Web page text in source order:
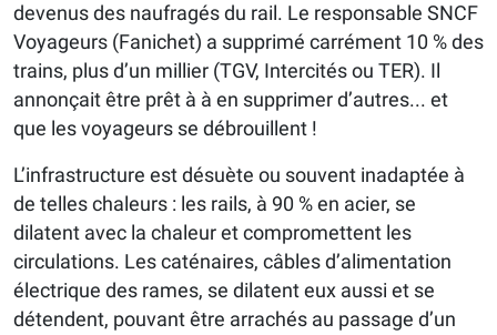
devenus des naufragés du rail. Le responsable SNCF
Voyageurs (Fanichet) a supprimé carrément 10 % des
trains, plus d’un millier (TGV, Intercités ou TER). Il
annonçait être prêt à à en supprimer d’autres... et
que les voyageurs se débrouillent !
L’infrastructure est désuète ou souvent inadaptée à
de telles chaleurs : les rails, à 90 % en acier, se
dilatent avec la chaleur et compromettent les
circulations. Les caténaires, câbles d’alimentation
électrique des rames, se dilatent eux aussi et se
détendent, pouvant être arrachés au passage d’un